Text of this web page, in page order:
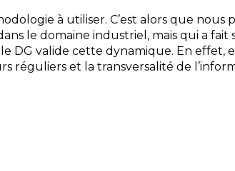
à utiliser. C’est alors que nous
le domaine industriel, mais qui a fait
DG valide cette dynamique. En effet,
réguliers et la transversalité de